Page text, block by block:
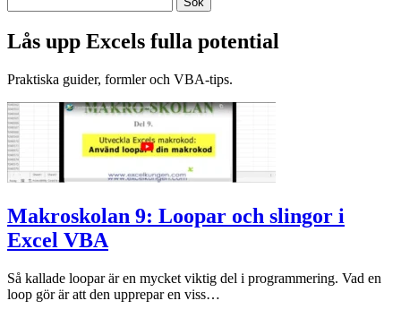
efter:
Lås upp Excels fulla potential
Praktiska guider, formler och VBA-tips.
Makroskolan 9: Loopar och slingor i
Excel VBA
Så kallade loopar är en mycket viktig del i programmering. Vad en
loop gör är att den upprepar en viss…